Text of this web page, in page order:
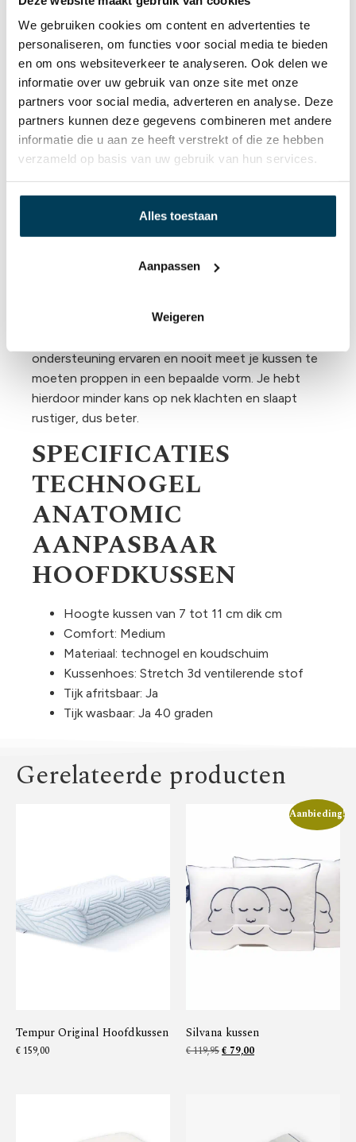
We gebruiken cookies om content en advertenties te
personaliseren, om functies voor social media te bieden
en om ons websiteverkeer te analyseren. Ook delen we
informatie over uw gebruik van onze site met onze
partners voor social media, adverteren en analyse. Deze
partners kunnen deze gegevens combineren met andere
informatie die u aan ze heeft verstrekt of die ze hebben
verzameld op basis van uw gebruik van hun services.
Alles toestaan
Aanpassen
Weigeren
Je hoort op dit moment veel over aanpasbare
kussens. Helaas zijn dit allemaal prop kussens. Je
propt ze in de juiste vorm en vervolgens ga je
slapen en bewegen.
De losse vulling blijft nooit op z’n plek zitten
waardoor de ondersteuning van je mooi gepropte
kussen nooit het zelfde is.
Ons Technogel kussen is vormvast. Dat heeft als
voordeel dat je altijd de juiste ondersteuning hebt.
onder 2 platen met verschillende hoogtes. Deze
ondersteuning ervaren en nooit meet je kussen te
moeten proppen in een bepaalde vorm. Je hebt
hierdoor minder kans op nek klachten en slaapt
rustiger, dus beter.
SPECIFICATIES
TECHNOGEL
ANATOMIC
AANPASBAAR
HOOFDKUSSEN
Hoogte kussen van 7 tot 11 cm dik cm
Comfort: Medium
Materiaal: technogel en koudschuim
Kussenhoes: Stretch 3d ventilerende stof
Tijk afritsbaar: Ja
Tijk wasbaar: Ja 40 graden
Gerelateerde producten
Tempur Original Hoofdkussen
€159,00
Aanbieding!
Silvana kussen
€119,95€ 79,00